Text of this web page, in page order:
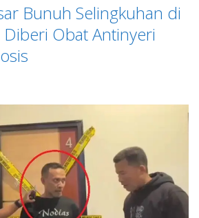
Bunuh Selingkuhan di
Obat Antinyeri